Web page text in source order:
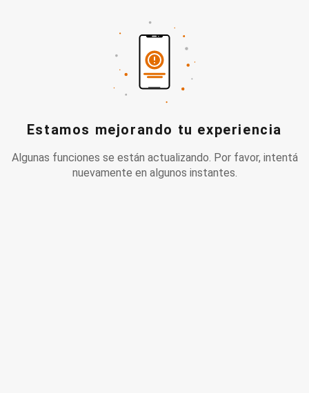
Estamos mejorando tu experiencia
Algunas funciones se están actualizando. Por favor, intentá
nuevamente en algunos instantes.